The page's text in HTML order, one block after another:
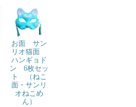
お面 サン
リオ猫面
ハンギョド
ン 6枚セッ
ト （ねこ
面・サンリ
オねこめ
ん）